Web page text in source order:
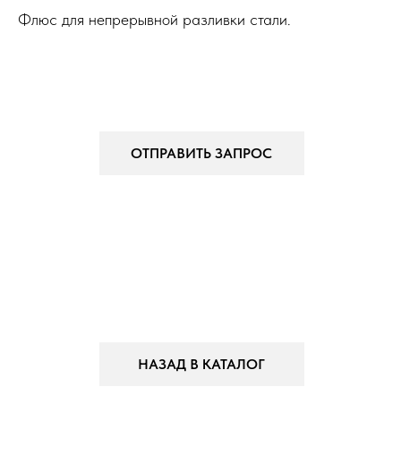
Флюс для непрерывной разливки стали.
ОТПРАВИТЬ ЗАПРОС
НАЗАД В КАТАЛОГ